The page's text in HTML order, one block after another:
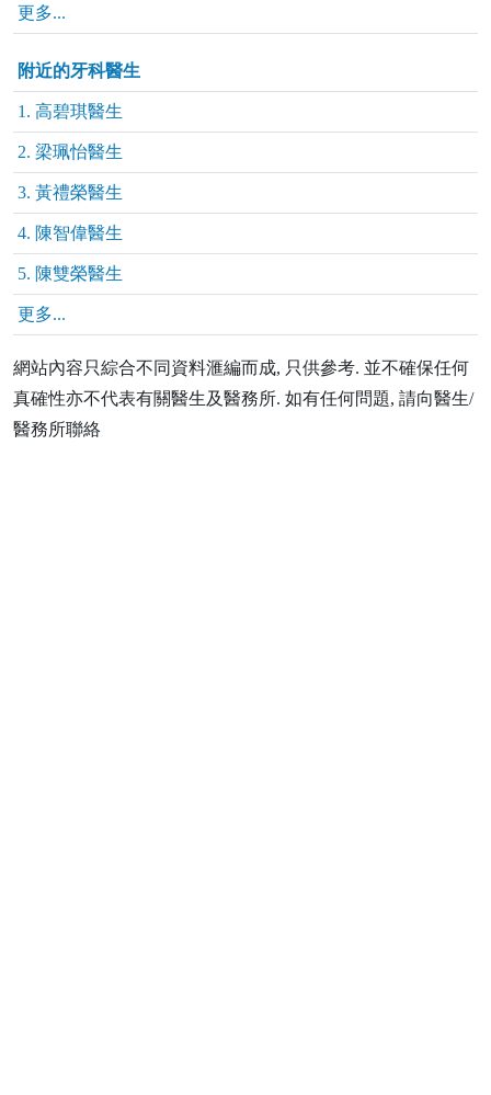
更多...
附近的牙科醫生
1. 高碧琪醫生
2. 梁珮怡醫生
3. 黃禮榮醫生
4. 陳智偉醫生
5. 陳雙榮醫生
更多...
網站內容只綜合不同資料滙編而成, 只供參考. 並不確保任何
真確性亦不代表有關醫生及醫務所. 如有任何問題, 請向醫生/
醫務所聯絡